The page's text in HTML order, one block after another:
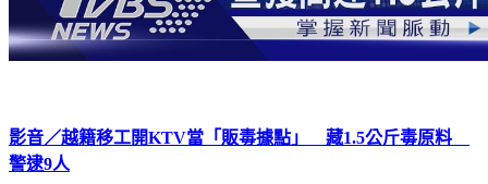
影音／越籍移工開KTV當「販毒據點」 藏1.5公斤毒原料
警逮9人